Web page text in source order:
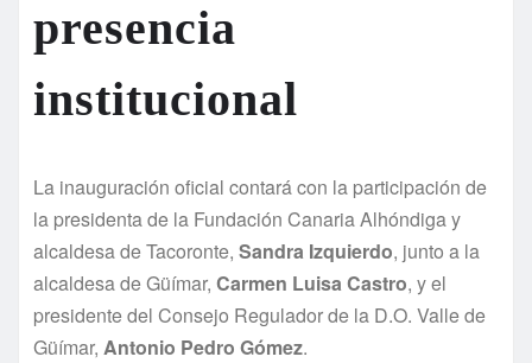
presencia
institucional
La inauguración oficial contará con la participación de
la presidenta de la Fundación Canaria Alhóndiga y
alcaldesa de Tacoronte, Sandra Izquierdo, junto a la
alcaldesa de Güímar, Carmen Luisa Castro, y el
presidente del Consejo Regulador de la D.O. Valle de
Güímar, Antonio Pedro Gómez.